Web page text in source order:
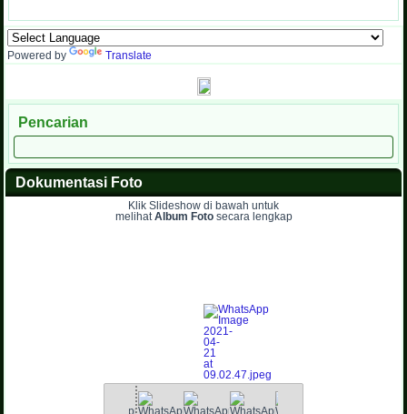
Powered by Translate
Pencarian
Dokumentasi Foto
Klik Slideshow di bawah untuk
melihatAlbum Fotosecara lengkap